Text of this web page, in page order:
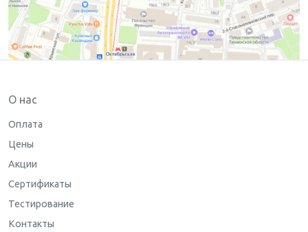
О нас
Оплата
Цены
Акции
Сертификаты
Тестирование
Контакты